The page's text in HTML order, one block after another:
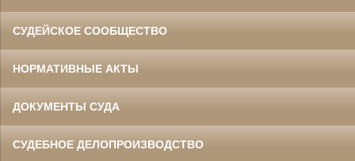
СУДЕЙСКОЕ СООБЩЕСТВО
НОРМАТИВНЫЕ АКТЫ
ДОКУМЕНТЫ СУДА
СУДЕБНОЕ ДЕЛОПРОИЗВОДСТВО